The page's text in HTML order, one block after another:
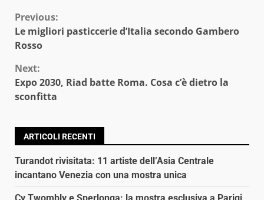
Continue
Reading
Previous:
Le migliori pasticcerie d’Italia secondo Gambero
Rosso
Next:
Expo 2030, Riad batte Roma. Cosa c’è dietro la
sconfitta
ARTICOLI RECENTI
Turandot rivisitata: 11 artiste dell’Asia Centrale
incantano Venezia con una mostra unica